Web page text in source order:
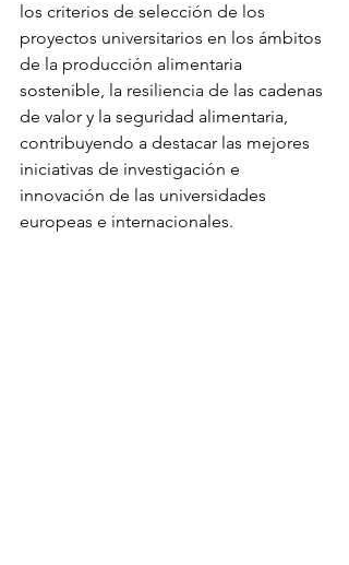
los criterios de selección de los
proyectos universitarios en los ámbitos
de la producción alimentaria
sostenible, la resiliencia de las cadenas
de valor y la seguridad alimentaria,
contribuyendo a destacar las mejores
iniciativas de investigación e
innovación de las universidades
europeas e internacionales.